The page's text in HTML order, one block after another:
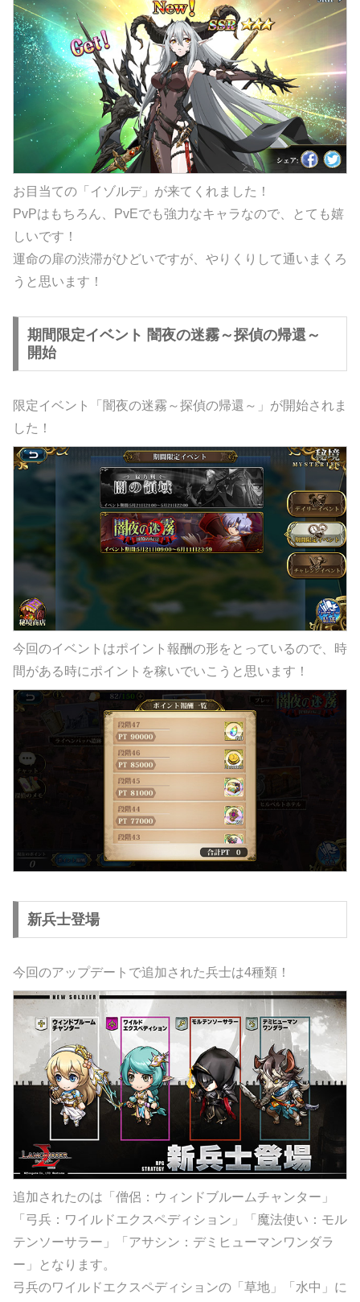
お目当ての「イゾルデ」が来てくれました！
PvPはもちろん、PvEでも強力なキャラなので、とても嬉
しいです！
運命の扉の渋滞がひどいですが、やりくりして通いまくろ
うと思います！
期間限定イベント 闇夜の迷霧～探偵の帰還～
開始
限定イベント「闇夜の迷霧～探偵の帰還～」が開始されま
した！
今回のイベントはポイント報酬の形をとっているので、時
間がある時にポイントを稼いでいこうと思います！
新兵士登場
今回のアップデートで追加された兵士は4種類！
追加されたのは「僧侶：ウィンドブルームチャンター」
「弓兵：ワイルドエクスペディション」「魔法使い：モル
テンソーサラー」「アサシン：デミヒューマンワンダラ
ー」となります。
弓兵のワイルドエクスペディションの「草地」「水中」に